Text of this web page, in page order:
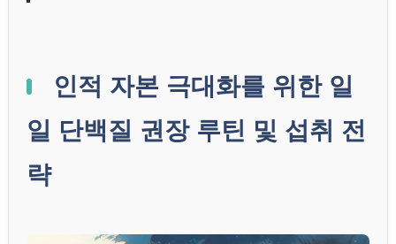
인적 자본 극대화를 위한 일
일 단백질 권장 루틴 및 섭취 전
략